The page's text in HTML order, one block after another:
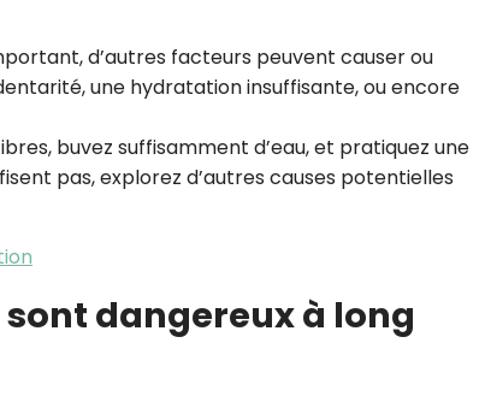
d’autres facteurs peuvent causer ou
une hydratation insuffisante, ou encore
buvez suffisamment d’eau, et pratiquez une
pas, explorez d’autres causes potentielles
sont dangereux à long